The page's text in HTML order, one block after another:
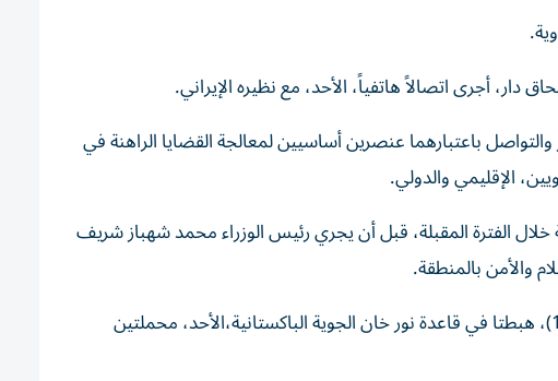
دار، أجرى اتصالاً هاتفياً، الأحد، مع نظيره الإيراني.
باعتبارهما عنصرين أساسيين لمعالجة القضايا الراهنة في
الإقليمي والدولي.
الفترة المقبلة، قبل أن يجري رئيس الوزراء محمد شهباز شريف
والأمن بالمنطقة.
وذكر مصدران أمنيان باكستانيان أن طائرتي شحن أمريكيتين (سي-17)، هبطتا في قاعدة نور خان الجوية الباكستانية،الأحد، محملتين